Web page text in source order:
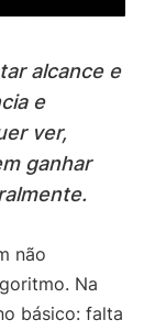
alcance e
e
ver,
ganhar
não
Na
básico: falta